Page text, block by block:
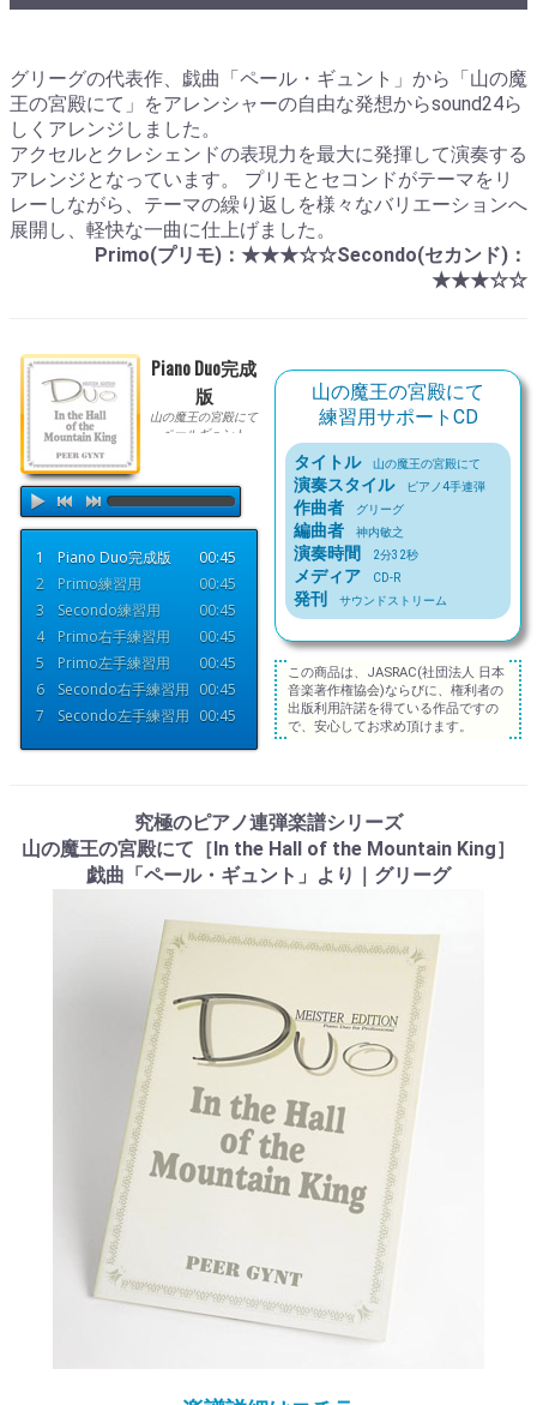
グリーグの代表作、戯曲「ペール・ギュント」から「山の魔
王の宮殿にて」をアレンシャーの自由な発想からsound24ら
しくアレンジしました。
アクセルとクレシェンドの表現力を最大に発揮して演奏する
アレンジとなっています。 プリモとセコンドがテーマをリ
レーしながら、テーマの繰り返しを様々なバリエーションへ
展開し、軽快な一曲に仕上げました。
Primo(プリモ)：★★★☆☆Secondo(セカンド)：
★★★☆☆
Piano Duo完成
版
山の魔王の宮殿にて
ペールギュント
1 00:45
Piano Duo完成版
2
00:45
Primo練習用
3
00:45
Secondo練習用
4
00:45
Primo右手練習用
5
00:45
Primo左手練習用
6
00:45
Secondo右手練習用
7
00:45
Secondo左手練習用
山の魔王の宮殿にて
練習用サポートCD
タイトル山の魔王の宮殿にて
演奏スタイルピアノ4手連弾
作曲者 グリーグ
編曲者 神内敏之
演奏時間 2分32秒
メディア CD-R
発刊 サウンドストリーム
この商品は、JASRAC(社団法人 日本
音楽著作権協会)ならびに、権利者の
出版利用許諾を得ている作品ですの
で、安心してお求め頂けます。
究極のピアノ連弾楽譜シリーズ
山の魔王の宮殿にて［In the Hall of the Mountain King］
戯曲「ペール・ギュント」より｜グリーグ